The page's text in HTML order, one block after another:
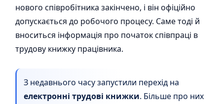
нового співробітника закінчено, і він офіційно
допускається до робочого процесу. Саме тоді й
вноситься інформація про початок співпраці в
трудову книжку працівника.
З недавнього часу запустили перехід на
електронні трудові книжки. Більше про них